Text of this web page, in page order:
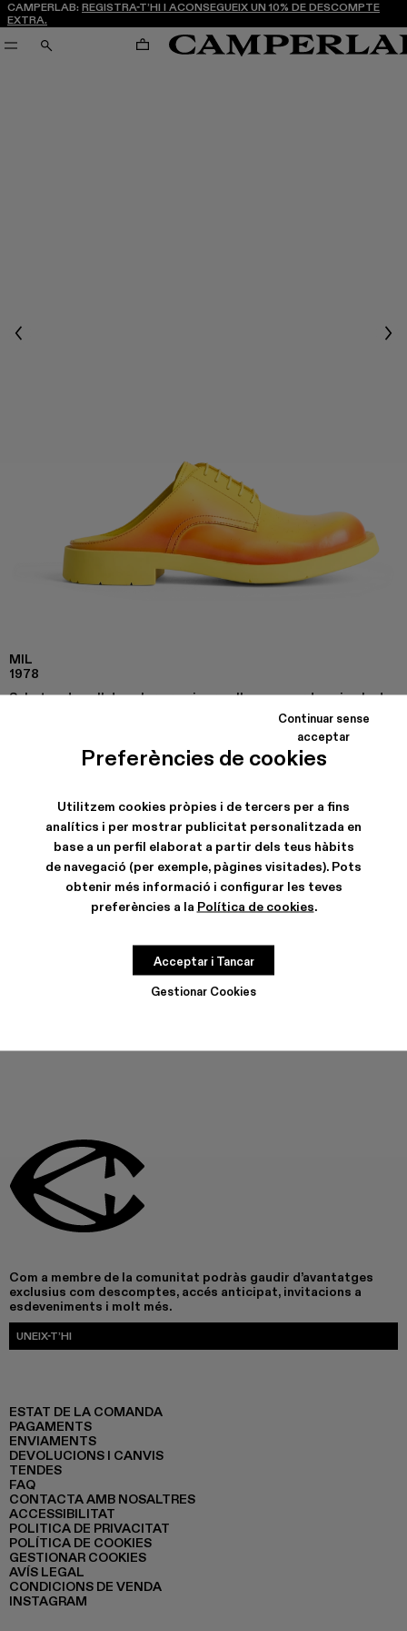
Preferències de cookies
Utilitzem cookies pròpies i de tercers per a fins
analítics i per mostrar publicitat personalitzada en
base a un perfil elaborat a partir dels teus hàbits
de navegació (per exemple, pàgines visitades). Pots
obtenir més informació i configurar les teves
preferències a la Política de cookies.
Gestionar Cookies
Continuar sense
acceptar
Acceptar i Tancar
CAMPERLAB: REGISTRA-T’HI I ACONSEGUEIX UN 10% DE DESCOMPTE
EXTRA.
CERCA CARRO
Previous
MIL
1978
Sabates de pell de color groc i vermell sense cordons i sola de
Enviaments gratuïts en totes les compres fetes.
Fes els pagaments més fàcils amb Bizum, el servei gratuït,
instantani i segur.
Està disponible l’opció de lliurament exprés sense impacte
ambiental.
CARACTERÍSTIQUES
CURA DEL PRODUCTE
AQUEST PRODUCTE NO ESTÀ DISPONIBLE EN AQUEST
Com a membre de la comunitat podràs gaudir d’avantatges
exclusius com descomptes, accés anticipat, invitacions a
esdeveniments i molt més.
UNEIX-T’HI
ESTAT DE LA COMANDA
PAGAMENTS
ENVIAMENTS
DEVOLUCIONS I CANVIS
TENDES
FAQ
CONTACTA AMB NOSALTRES
ACCESSIBILITAT
POLITICA DE PRIVACITAT
POLÍTICA DE COOKIES
GESTIONAR COOKIES
AVÍS LEGAL
CONDICIONS DE VENDA
INSTAGRAM